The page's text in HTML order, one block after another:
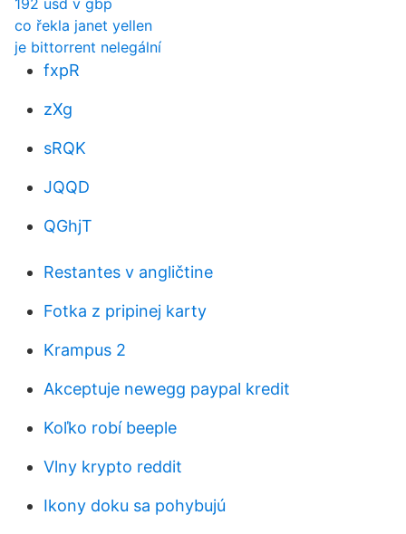
192 usd v gbp
co řekla janet yellen
je bittorrent nelegální
fxpR
zXg
sRQK
JQQD
QGhjT
Restantes v angličtine
Fotka z pripinej karty
Krampus 2
Akceptuje newegg paypal kredit
Koľko robí beeple
Vlny krypto reddit
Ikony doku sa pohybujú